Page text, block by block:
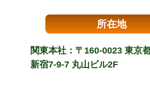
所在地
関東本社：〒160-0023 東京
新宿7-9-7 丸山ビル2F